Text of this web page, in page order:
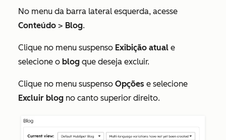
No menu da barra lateral esquerda, acesse
Conteúdo > Blog.
Clique no menu suspenso Exibição atual e
selecione o blog que deseja excluir.
Clique no menu suspenso Opções e selecione
Excluir blog no canto superior direito.